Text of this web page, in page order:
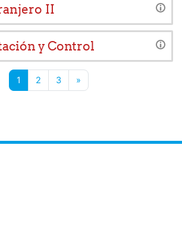
II
y Control
1 Página 1
2 Página 2
3Página 3
»